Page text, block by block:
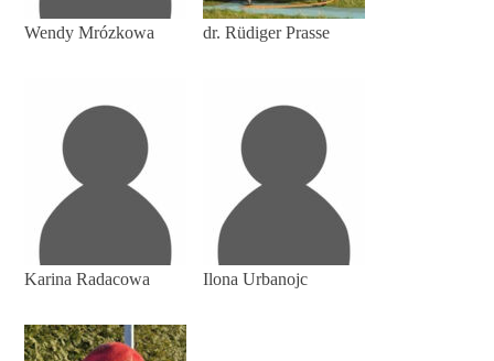
Wendy Mrózkowa dr. Rüdiger Prasse
Karina Radacowa Ilona Urbanojc